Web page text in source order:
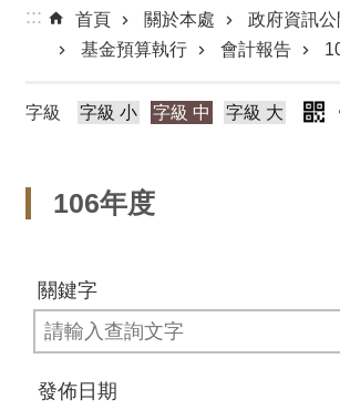
::: 首頁 關於本處
政府資訊公
基金預算執行
會計報告
字級 字級 小 字級 中 字級 大
106年度
關鍵字
發佈日期